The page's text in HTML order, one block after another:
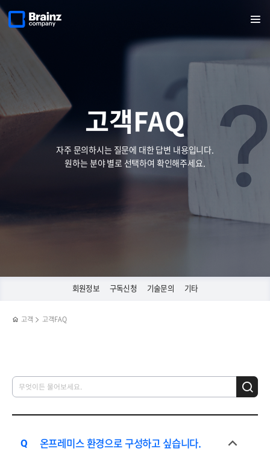
반복영역
건너뛰기
열기
고객FAQ
자주 문의하시는 질문에 대한 답변 내용입니다.
원하는 분야 별로 선택하여 확인해주세요.
회원정보 구독신청 기술문의 기타
페이지로
이동
고객 고객FAQ
온프레미스 환경으로 구성하고 싶습니다.